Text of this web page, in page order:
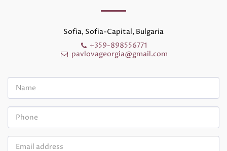
Sofia, Sofia-Capital, Bulgaria
+359-898556771
pavlovageorgia@gmail.com